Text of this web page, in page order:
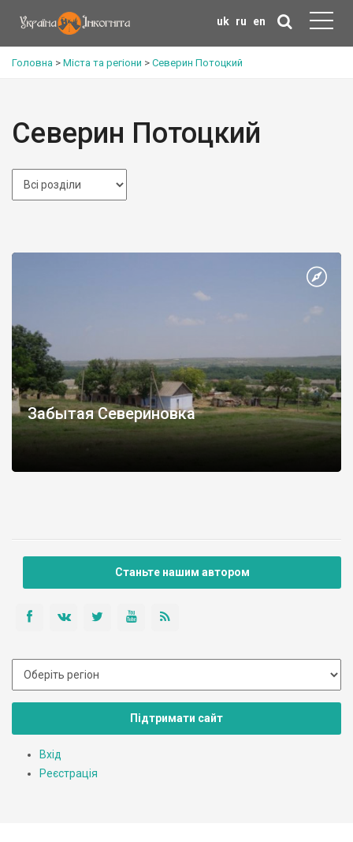
uk ru en
Головна > Міста та регіони > Северин Потоцкий
Северин Потоцкий
Забытая Севериновка
Станьте нашим автором
Підтримати сайт
Вхід
Реєстрація